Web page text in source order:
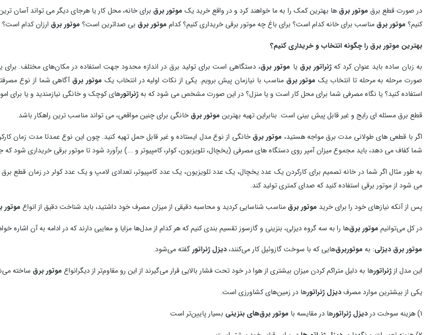
در صورت قطع برق موتور برق ها بهترین کمک را به ما خواهند کرد و در واقع خرید یک موتور برق برای خانه، محل کار یا هرجای دیگر می تواند آسان
کنیم؟ موتور برق مناسب برای خانه کدام است؟ برای باغ چه موتور برقی خریداری کنیم؟ کدام موتور برق بی صداترین است؟ موتور برق ارزان کدام است؟
بهترین موتور برق را چگونه انتخاب و خریداری کنیم؟
به زبان ساده باید عنوان کرد که ژنراتور برق یا موتور برق، دستگاهی‌ است برای تولید برق در اندازه محدود جهت استفاده در مکان‌های مختلف.
صورت مرحله به مرحله تا انتخاب یک موتور برق مناسب با نیازمان پیش برویم. یکی از نکات اولیه در انتخاب یک موتور برق آگاهی شما از نوع
استفاده کنید؟ یا نگاه مصرفی شما برای محل کار است و یا منزل؟ در این صورت مشخص می شود که بهژنراتورهای کوچک و خانگی نیازمندید و یا برای
قطع برق مسئله ای رایج و غیر قابل پیش بینی است. بنابراین تهیه بهترین موتور برق خانگی برای چنین مواقعی، می تواند مناسب ترین راهکار باشد.
اگر با قطعی های طولانی مدت برق مواجه هستید، موتور برق خانگی از نوع مدل ایستاده و غیر قابل حمل تهیه کنید. چون این نوع عمدتا مدت زمان
شما کفاف می دهد، باید مجموع میزان آمپر روی دستگاه های مصرفی (یخچال، تلویزیون، کولر، کامپیوتر و ...) برآورد شود تا موتور برقی خریداری شود
می شود از موتور برقی استفاده کنید که صدای کمتری تولید کند.
پس از آنکه نیازهای خود را برای خرید موتور برق مناسب شناسایی کردید و محاسبه دقیقی از میزان مصرف خود داشتید، باید شناخت دقیق از انواع موتور
در کل می‌توانیم موتور برق‌ها را به سه گروه دیزلی، بنزینی و گاز‌سوز تقسیم بندی کنیم که هر کدام از مدل‌ها مزایا و معایبی دارند که در ادامه به آن اشاره
موتور برق دیزلی: به موتوربرق‌هایی که با سوخت گازوئیل کار می‌کنند،دیزل ژنراتورگفته می‌شود.
این مدل ازژنراتورها به دلیل متراکم کردن میزان بیشتری از هوا در خود تحت فشار بالایی قرار می‌گیرند از این رو مقاوم‌تر از دیگرانواع موتور برق ساخته
یکی از بیشترین موارد مصرفدیزل ژنراتورها در زمین‌های کشاورزی است.
1) هزینه سوخت در
دیزل ژنراتورها در مقایسه با موتور برق‌های بنزینی بسیار پایین‌تر است